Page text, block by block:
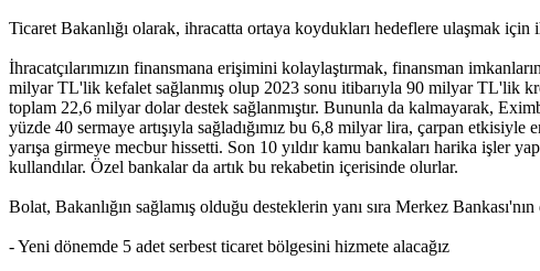
Ticaret Bakanlığı olarak, ihracatta ortaya koydukları hedeflere ulaşmak
İhracatçılarımızın finansmana erişimini kolaylaştırmak, finansman
milyar TL'lik kefalet sağlanmış olup 2023 sonu itibarıyla 90 milyar TL'lik
toplam 22,6 milyar dolar destek sağlanmıştır. Bununla da kalmayarak,
yüzde 40 sermaye artışıyla sağladığımız bu 6,8 milyar lira, çarpan
yarışa girmeye mecbur hissetti. Son 10 yıldır kamu bankaları harika işler
kullandılar. Özel bankalar da artık bu rekabetin içerisinde olurlar.
Bolat, Bakanlığın sağlamış olduğu desteklerin yanı sıra Merkez
- Yeni dönemde 5 adet serbest ticaret bölgesini hizmete alacağız